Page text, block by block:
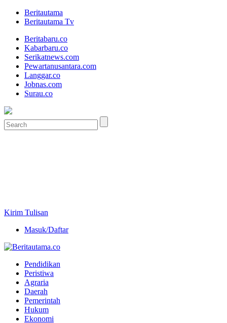
Beritautama
Beritautama Tv
Beritabaru.co
Kabarbaru.co
Serikatnews.com
Pewartanusantara.com
Langgar.co
Jobnas.com
Surau.co
Kirim Tulisan
Masuk/Daftar
Pendidikan
Peristiwa
Agraria
Daerah
Pemerintah
Hukum
Ekonomi